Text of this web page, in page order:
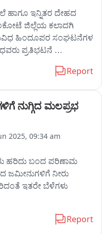
ಹಾಗೂ ಇನ್ನಿತರ ದೇಹದ
ಜಿಲ್ಲೆಯ ಕಲಾದಗಿ
ಹಿಂದೂಪರ ಸಂಘಟನೆಗಳ‌
ಪ್ರತಿಭಟನೆ
ಕಠಿಣ ಕ್ರಮಕ್ಕೆ
ತಲೆ ಹಾಗೂ ಇನ್ನಿತರೇ
ಹಿನ್ನೆಲೆ ಗ್ರಾಮದಲ್ಲಿ
ತಪ್ಪಿತಸ್ಥರ
ಭೇಟಿ ನೀಡಿ ಪರಿಶೀಲಿಸಿದ್ದ
ಪ್ರಕರಣ ದಾಖಲಿಸಿಕೊಂಡು
ಭರವಸೆ ನೀಡಿದ್ದರು.
Report
ನುಗ್ಗಿದ ಮಲಪ್ರಭ
2025, 09:34 am
ಹರಿದು ಬಂದ ಪರಿಣಾಮ
ಜಮೀನುಗಳಿಗೆ ನೀರು
ಇತರೇ ಬೆಳೆಗಳು
ಮಳೆಯಿಂದಾಗಿ
Report